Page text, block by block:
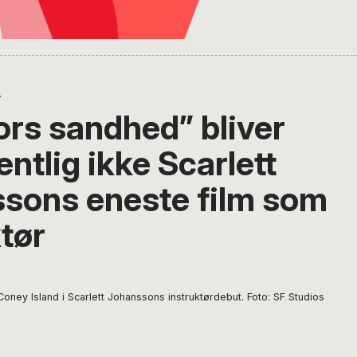
sandhed” bliver
ikke Scarlett
eneste film som
Island i Scarlett Johanssons instruktørdebut. Foto: SF Studios